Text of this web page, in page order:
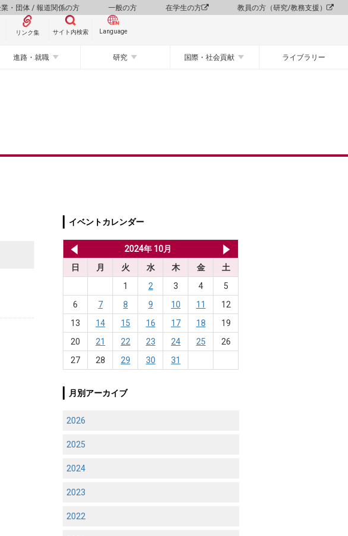
・団体 / 報道関係の方 一般の方 在学生の方 教員の方（研究/教務支援）
リンク集 サイト内検索 Language
進路・就職 研究 国際・社会貢献 ライブラリー
イベントカレンダー
2024年 10月
日
月 火 水 木 金
土
1
2 3 4
5
6
7 8 9 10 11
12
13
14 15 16 17 18
19
20
21 22 23 24 25
26
27
28 29 30 31
月別アーカイブ
2026
2025
2024
2023
2022